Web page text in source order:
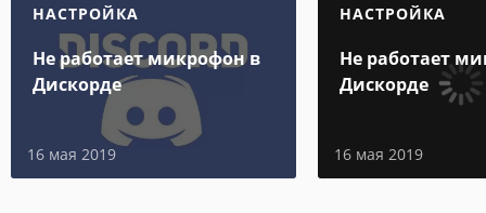
НАСТРОЙКА
Не работает микрофон в
Дискорде
16 мая 2019
НАСТРОЙКА
Не работает
Дискорде
16 мая 2019